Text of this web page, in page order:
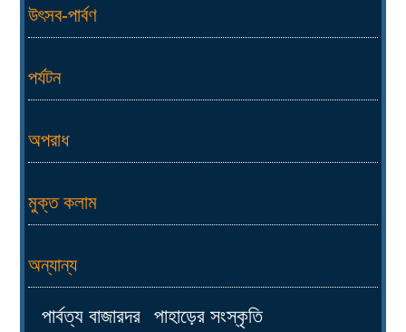
উৎসব-পার্বণ
পর্যটন
অপরাধ
মুক্ত কলাম
অন্যান্য
পার্বত্য বাজারদর পাহাড়ের সংস্কৃতি